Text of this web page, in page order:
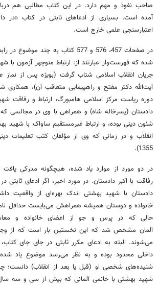
صاحب نفوذ و مهم دارد. در این کتاب مطالبی هم
آمده است. بسیاری از ادعاهای ثابتی در کتاب «در
اعتبارسنجی علمی خارج است.
در صفحات 457، 576 و 577 کتاب به چند
شده که فهرست‌وار عبارتند از: ارتباط منوچهر آزمون
جریان انقلاب اسلامی شتاب گرفت (بویژه پس از
آیت‌الله دکتر مفتح و راهپیمایی متعاقب آن)، همکاری
دوره ریاست مرکز اسلامی هامبورگ، ارتباط و رفاقت
دادستان (پسرخاله شاه) و همراهی با وی در مجالسی که
شئون دینی بوده، و ارتباط غیرمستقیم ساواک با شهید
1355).
در دو مورد از موارد یاد شده، هیچگونه مدرکی یافت
رفاقت با اکبر دادستان. در مورد اخیر، اگر ادعای ثابتی
دادستان با شهید بهشتی اندک بهره‌ای از واقعیت
خانواده و دوستان همیشه همراهش می‌بایست حداقل
حالی که در پرس و جو از اعضای خانواده و
آلمان مشخص شد که این نخستین بار است که از
می‌شوند. البته به ادعای مکرر ثابتی در جای جای
داخلی محدود بوده و به نظر می‌رسد موضوع یاد شده
شنیده‌های شخصی او (قبل یا بعد از انقلاب) دانست؛
شهید بهشتی با خانمی آلمانی که بیش از سی و سه